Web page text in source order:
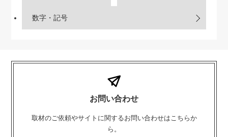
数字・記号
お問い合わせ
取材のご依頼やサイトに関するお問い合わせはこちらか
ら。